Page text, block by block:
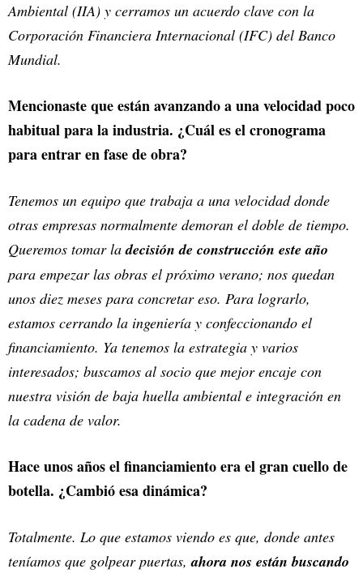
Ambiental (IIA) y cerramos un acuerdo clave con la
Corporación Financiera Internacional (IFC) del Banco
Mundial.
Mencionaste que están avanzando a una velocidad poco
habitual para la industria. ¿Cuál es el cronograma
para entrar en fase de obra?
Tenemos un equipo que trabaja a una velocidad donde
otras empresas normalmente demoran el doble de tiempo.
Queremos tomar ladecisión de construcción este año
para empezar las obras el próximo verano; nos quedan
unos diez meses para concretar eso. Para lograrlo,
estamos cerrando la ingeniería y confeccionando el
financiamiento. Ya tenemos la estrategia y varios
interesados; buscamos al socio que mejor encaje con
nuestra visión de baja huella ambiental e integración en
la cadena de valor.
Hace unos años el financiamiento era el gran cuello de
botella. ¿Cambió esa dinámica?
Totalmente. Lo que estamos viendo es que, donde antes
teníamos que golpear puertas,ahora nos están buscando